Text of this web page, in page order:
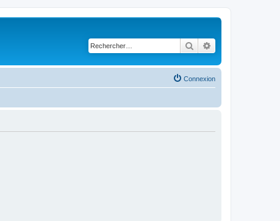
Rechercher
Connexion